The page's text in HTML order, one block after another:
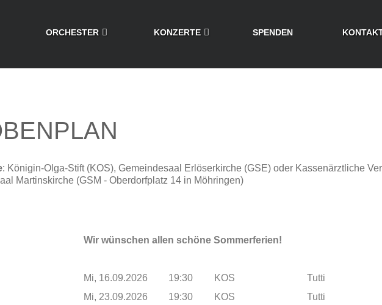
ORCHESTER KONZERTE SPENDEN
: Königin-Olga-Stift (KOS), Gemeindesaal Erlöserkirche (GSE) oder Kassenärztliche
Martinskirche (GSM - Oberdorfplatz 14 in Möhringen)
Wir wünschen allen schöne Sommerferien!
Mi, 16.09.2026 19:30 KOS
Tutti
Mi, 23.09.2026
19:30 KOS
Tutti